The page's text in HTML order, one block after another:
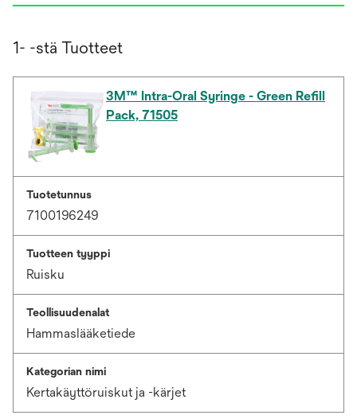
1- -stä Tuotteet
3M™ Intra-Oral Syringe - Green Refill
Pack, 71505
Tuotetunnus
7100196249
Tuotteen tyyppi
Ruisku
Teollisuudenalat
Hammaslääketiede
Kategorian nimi
Kertakäyttöruiskut ja -kärjet